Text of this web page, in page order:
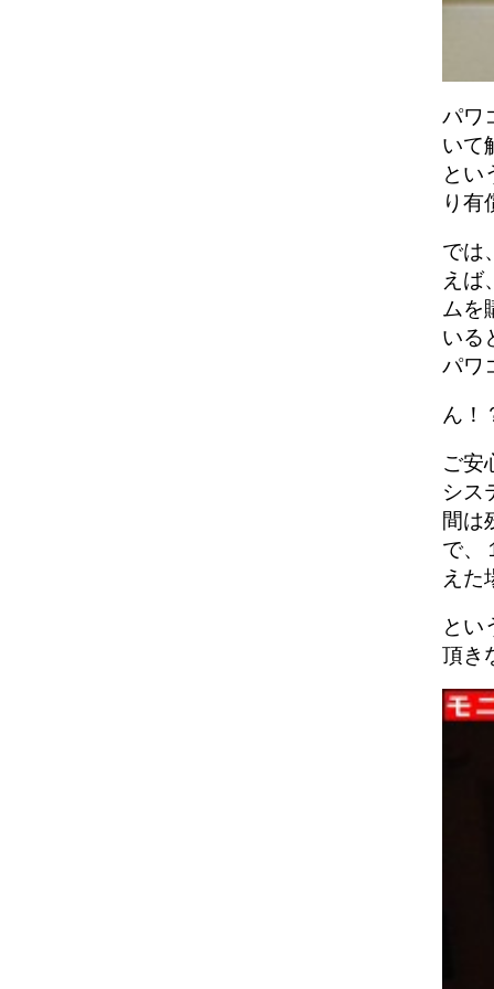
パワ
いて
とい
り有
では
えば
ムを
いる
パワ
ん！
ご安
シス
間は
で、
えた
とい
頂き